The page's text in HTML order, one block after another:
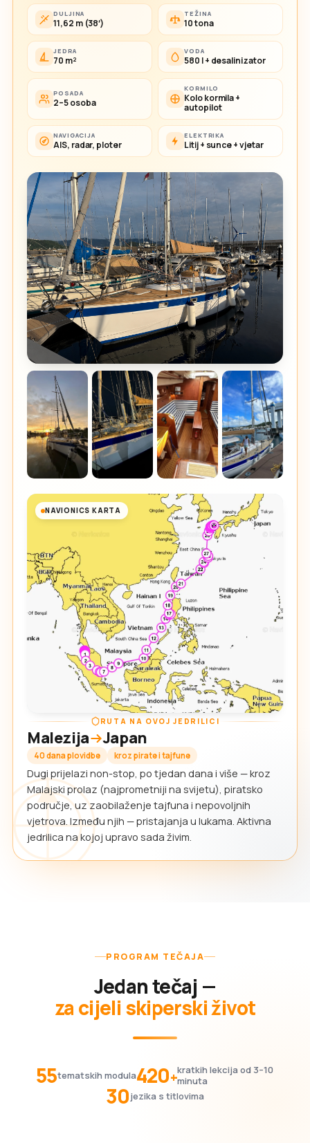
DULJINA
11,62 m (38′)
TEŽINA
10 tona
JEDRA
70 m²
VODA
580 l + desalinizator
POSADA
2–5 osoba
KORMILO
Kolo kormila +
autopilot
NAVIGACIJA
AIS, radar, ploter
ELEKTRIKA
Litij + sunce + vjetar
NAVIONICS KARTA
RUTA NA OVOJ JEDRILICI
Malezija Japan
40 dana plovidbe kroz pirate i tajfune
Dugi prijelazi non-stop, po tjedan dana i više — kroz
Malajski prolaz (najprometniji na svijetu), piratsko
područje, uz zaobilaženje tajfuna i nepovoljnih
vjetrova. Između njih — pristajanja u lukama. Aktivna
jedrilica na kojoj upravo sada živim.
PROGRAM TEČAJA
Jedan tečaj —
za cijeli skiperski život
55tematskih modula420+kratkih lekcija od 3–10
minuta
30jezika s titlovima